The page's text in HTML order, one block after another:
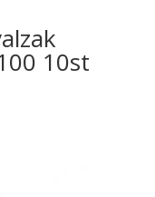
10st